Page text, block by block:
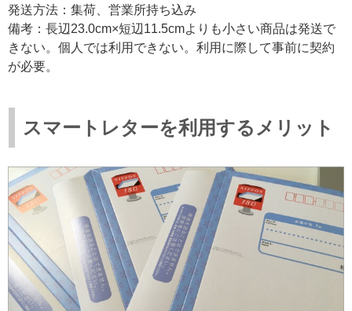
発送方法：集荷、営業所持ち込み
備考：長辺23.0cm×短辺11.5cmよりも小さい商品は発送で
きない。個人では利用できない。利用に際して事前に契約
が必要。
スマートレターを利用するメリット